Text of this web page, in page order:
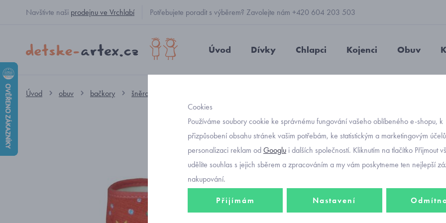
Navštivte naši prodejnu ve Vrchlabí Potřebujete poradit s výběrem? Zavolejte nám +420 604 203 503
Úvod Dívky Chlapci Kojenci Obuv
Úvod obuv bačkory šněrovací HP Čechtín
Objednávací
262
Cookies
Používáme soubory cookie ke správnému fungování vašeho oblíbeného e-shopu, k
přizpůsobení obsahu stránek vašim potřebám, ke statistickým a marketingovým
personalizaci reklam odGooglu i dalších společností. Kliknutím na tlačítko Přijmout
udělíte souhlas s jejich sběrem a zpracováním a my vám poskytneme ten nejlepší
nakupování.
Přijímám Nastavení